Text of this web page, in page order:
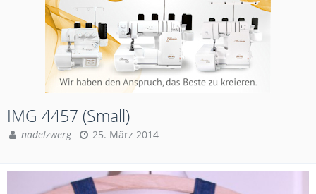
IMG 4457 (Small)
nadelzwerg 25. März 2014